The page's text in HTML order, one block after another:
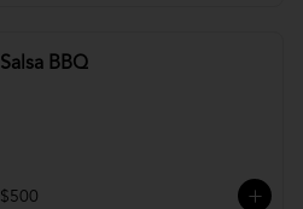
Salsa BBQ
$500